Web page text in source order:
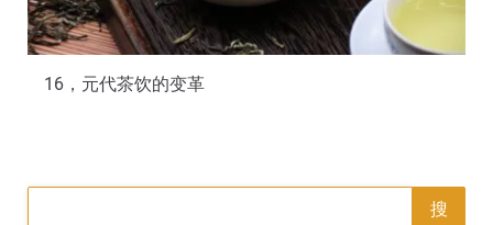
16，元代茶饮的变革
搜